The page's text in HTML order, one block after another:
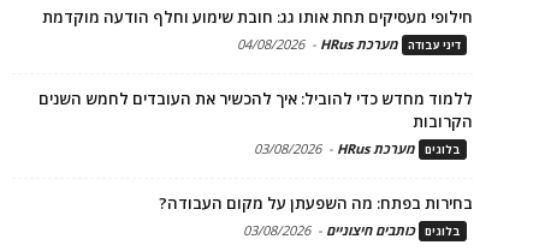
חילופי מעסיקים תחת אותו גג: חובת שימוע וחלף הודעה מוקדמת
דיני עבודה מערכת HRus -
04/08/2026
ללמוד מחדש כדי להוביל: איך להכשיר את העובדים לחמש השנים
הקרובות
בלוגים מערכת HRus -
03/08/2026
בחירות בפתח: מה השפעתן על מקום העבודה?
בלוגים כותבים חיצוניים -
03/08/2026